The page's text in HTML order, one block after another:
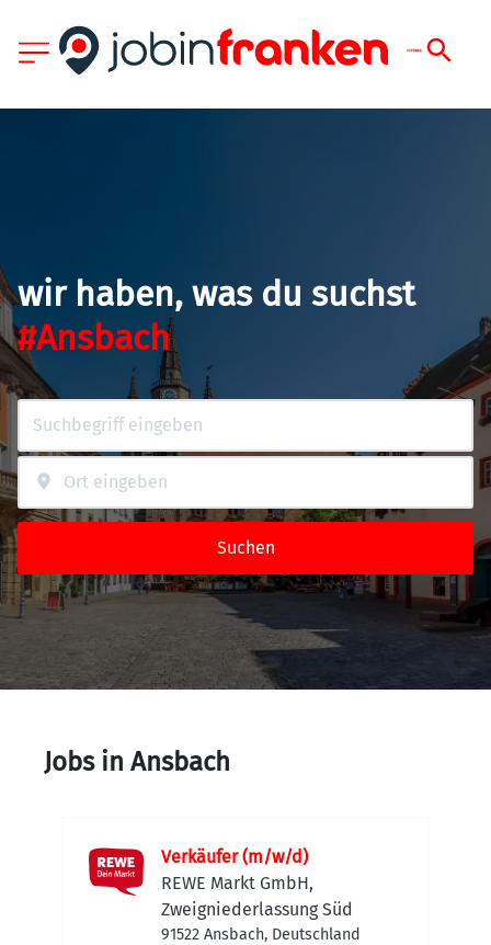
wir haben, was du suchst
#Ansbach
Suchen
Jobs in Ansbach
Verkäufer (m/w/d)
REWE Markt GmbH,
Zweigniederlassung Süd
91522 Ansbach, Deutschland